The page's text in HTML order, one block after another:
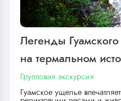
Легенды
на термальном
Групповая экскурсия
Гуамское ущелье